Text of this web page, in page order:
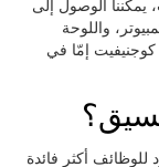
يمكننا الوصول إلى
واللوحة
كوجنيفيت إمّا في
للوظائف أكثر فائدة